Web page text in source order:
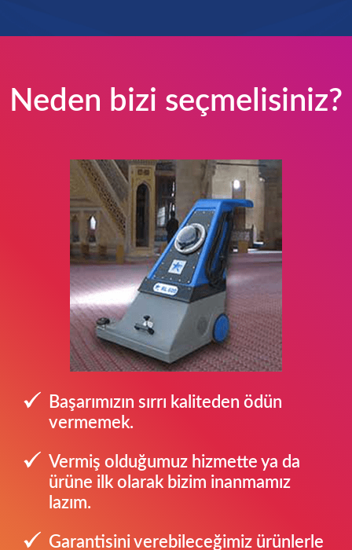
Neden bizi seçmelisiniz?
Başarımızın sırrı kaliteden ödün
vermemek.
Vermiş olduğumuz hizmette ya da
ürüne ilk olarak bizim inanmamız
lazım.
Garantisini verebileceğimiz ürünlerle